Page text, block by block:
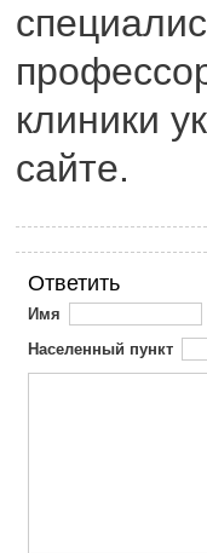
клиники
сайте.
Ответить
Имя
Населенный пункт